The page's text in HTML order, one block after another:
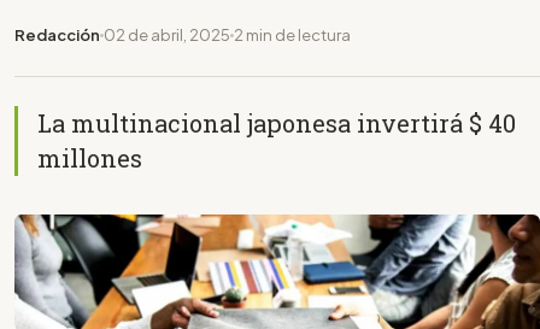
Redacción 02 de abril, 2025 2 min de lectura
La multinacional japonesa invertirá $ 40
millones